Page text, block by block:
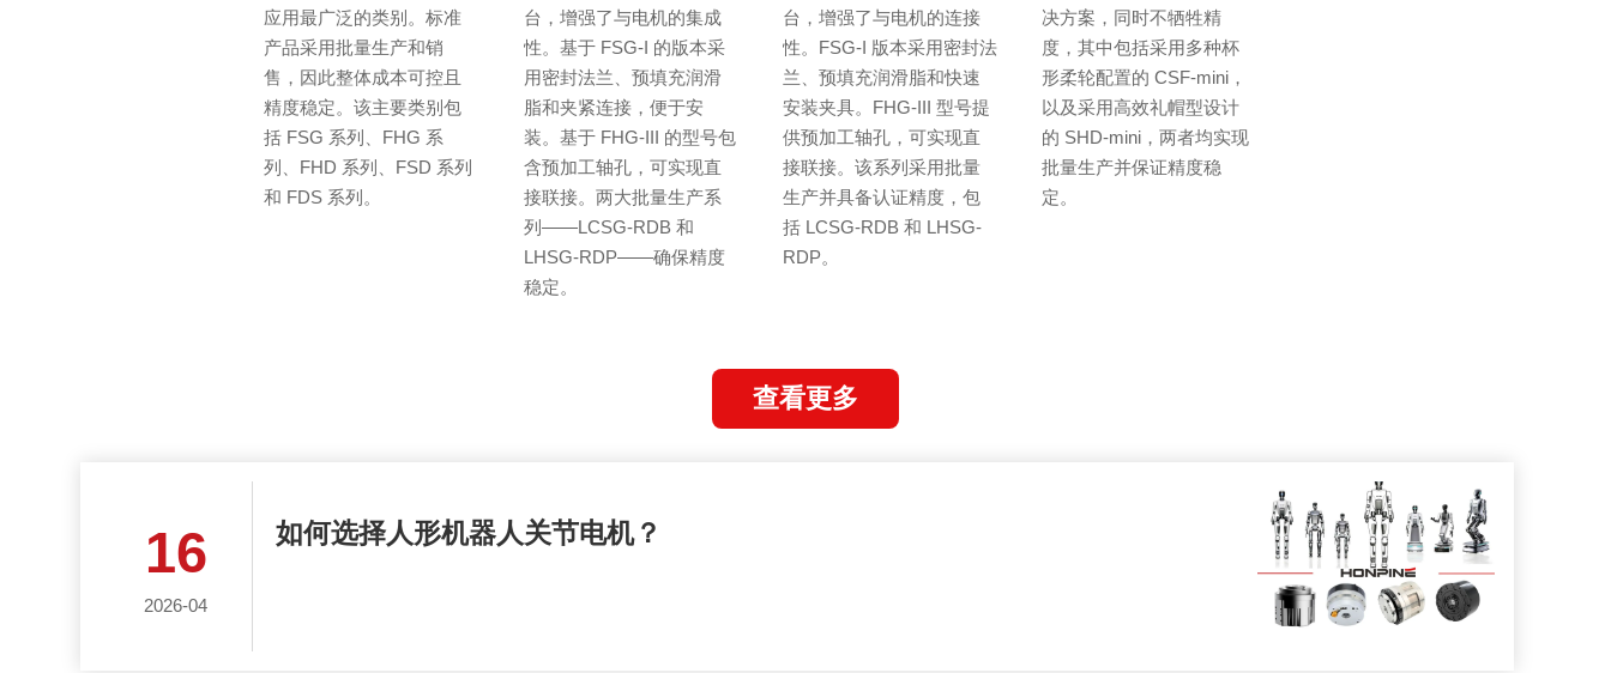
应用最广泛的类别。标准
产品采用批量生产和销
售，因此整体成本可控且
精度稳定。该主要类别包
括 FSG 系列、FHG 系
列、FHD 系列、FSD 系列
和 FDS 系列。
台，增强了与电机的集成
性。基于 FSG-I 的版本采
用密封法兰、预填充润滑
脂和夹紧连接，便于安
装。基于 FHG-III 的型号包
含预加工轴孔，可实现直
接联接。两大批量生产系
列——LCSG-RDB 和
LHSG-RDP——确保精度
稳定。
台，增强了与电机的连接
性。FSG-I 版本采用密封法
兰、预填充润滑脂和快速
安装夹具。FHG-III 型号提
供预加工轴孔，可实现直
接联接。该系列采用批量
生产并具备认证精度，包
括 LCSG-RDB 和 LHSG-
RDP。
决方案，同时不牺牲精
度，其中包括采用多种杯
形柔轮配置的 CSF-mini，
以及采用高效礼帽型设计
的 SHD-mini，两者均实现
批量生产并保证精度稳
定。
查看更多
16
2026-04
如何选择人形机器人关节电机？